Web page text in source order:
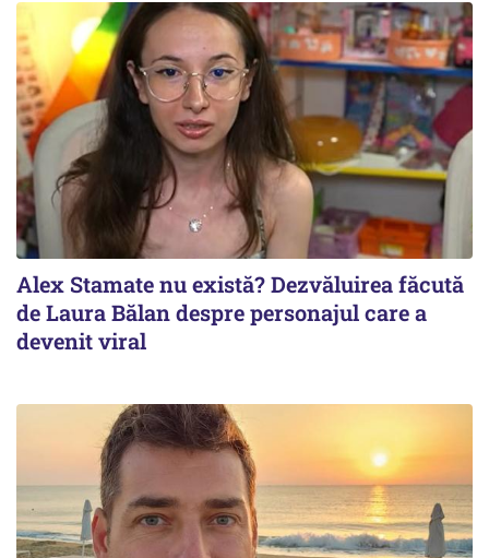
Alex Stamate nu există? Dezvăluirea făcută
de Laura Bălan despre personajul care a
devenit viral